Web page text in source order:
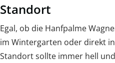
Standort
Egal, ob die Hanfpalme
im Wintergarten oder direkt
Standort sollte immer hell